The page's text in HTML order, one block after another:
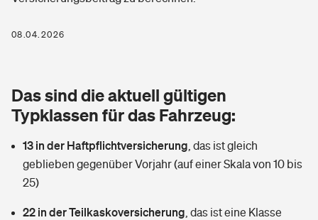
Berufshaftpflichtversicherung
Zur Übersicht
Tools
Wer versichert was: Jetzt Versicherer finden
Sie haben Fragen?
Glasversicherung
Mietkautionsversicherung
Restkreditversicherung
Kinderunfall­ver­si­che­rung
Kinderinvalidität
Private Krankenversicherung
Dread-Disease-Versicherung
Tierkrankenversicherung
Zur Übersicht
08.04.2026
Das sind die aktuell gültigen
Typklassen für das Fahrzeug:
13 in der Haftpflichtversicherung das ist gleich
geblieben gegenüber Vorjahr (auf einer Skala von 10 bis
25)
22 in der Teilkaskoversicherung das ist eine Klasse